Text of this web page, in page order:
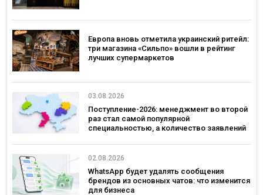
Европа вновь отметила украинский ритейл:
три магазина «Сильпо» вошли в рейтинг
лучших супермаркетов
03.08.2026
Поступление-2026: менеджмент во второй
раз стал самой популярной
специальностью, а количество заявлений
02.08.2026
WhatsApp будет удалять сообщения
брендов из основных чатов: что изменится
для бизнеса